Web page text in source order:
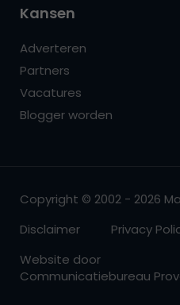
Kansen
Adverteren
Partners
Vacatures
Blogger worden
Copyright © 2002 - 2026
Disclaimer
Privacy
Website door
Communicatiebureau